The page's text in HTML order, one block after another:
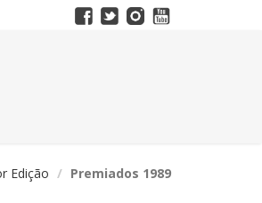
Edição Premiados 1989